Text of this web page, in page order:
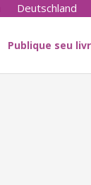
Deutschland
Publique seu